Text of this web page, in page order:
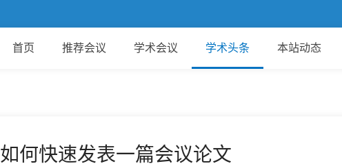
首页 推荐会议 学术会议 学术头条 本站动态
如何快速发表一篇会议论文